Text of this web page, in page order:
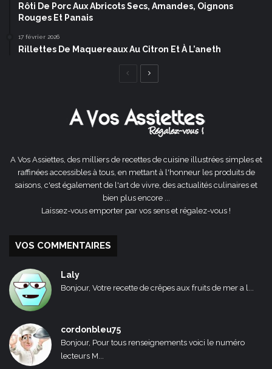
Rôti De Porc Aux Abricots Secs, Amandes, Oignons
Rouges Et Panais
17 février 2026
Rillettes De Maquereaux Au Citron Et À L’aneth
Page
A Vos Assiettes, des milliers de recettes de cuisine illustrées simples et
raffinées accessibles à tous, en mettant à l'honneur les produits de
saisons, c'est également de l'art de vivre, des actualités culinaires et
bien plus encore ...
Laissez-vous emporter par vos sens et régalez-vous !
VOS COMMENTAIRES
Laly
Bonjour, Votre recette de crêpes aux fruits de mer a l...
cordonbleu75
Bonjour, Pour tous renseignements voici le numéro
lecteurs M...